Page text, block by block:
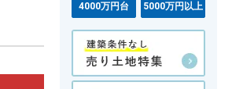
4000万円台 5000万円以上